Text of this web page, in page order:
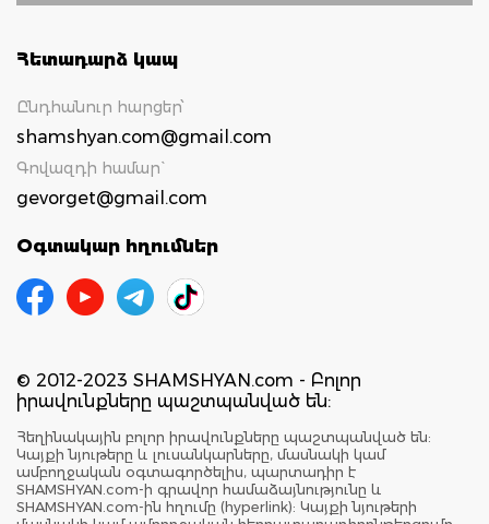
Հետադարձ կապ
Ընդհանուր հարցեր՝
shamshyan.com@gmail.com
Գովազդի համար`
gevorget@gmail.com
Օգտակար հղումներ
© 2012-2023 SHAMSHYAN.com - Բոլոր
իրավունքները պաշտպանված են:
Հեղինակային բոլոր իրավունքները պաշտպանված են:
Կայքի նյութերը և լուսանկարները, մասնակի կամ
ամբողջական օգտագործելիս, պարտադիր է
SHAMSHYAN.com-ի գրավոր համաձայնությունը և
SHAMSHYAN.com-ին հղումը (hyperlink): Կայքի նյութերի